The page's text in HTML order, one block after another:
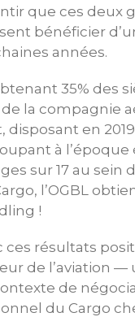
que ces deux
bénéficier
années.
35% des
la compagnie
disposant en
à l’époque
sur 17 au
l’OGBL
!
ces résultats
de l’aviation
de
du Cargo